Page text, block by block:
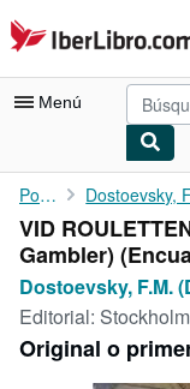
Pasar al contenido
IberLibro.com
Menú
Mi cuenta
Consultar mis pedidos
Búsqueda avanzada
Colecciones
Libros antiguos
Portada
VID
Gambler)
Dostoevsky, F.M.
Editorial:
Original o